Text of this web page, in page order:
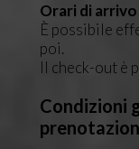
Orari di
È possibile
poi.
Il check-out è
Condizioni